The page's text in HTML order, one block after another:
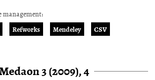
management:
Refworks Mendeley CSV
3 (2009), 4